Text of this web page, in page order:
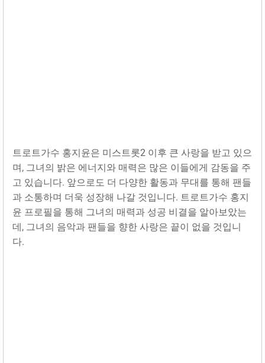
트로트가수 홍지윤은 미스트롯2 이후 큰 사랑을 받고 있으
며, 그녀의 밝은 에너지와 매력은 많은 이들에게 감동을 주
고 있습니다. 앞으로도 더 다양한 활동과 무대를 통해 팬들
과 소통하며 더욱 성장해 나갈 것입니다. 트로트가수 홍지
윤 프로필을 통해 그녀의 매력과 성공 비결을 알아보았는
데, 그녀의 음악과 팬들을 향한 사랑은 끝이 없을 것입니
다.